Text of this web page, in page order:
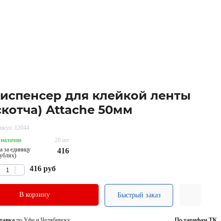
для клейкой ленты
Attache 50мм
12044
20 шт
за единицу
416
416 руб
В корзину Быстрый заказ